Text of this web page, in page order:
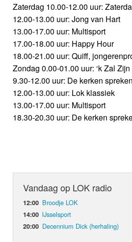
Zaterdag 10.00-12.00 uur:
12.00-13.00 uur: Jong van Hart
13.00-17.00 uur: Multisport
17.00-18.00 uur: Happy Hour
18.00-21.00 uur: Quiff,
Zondag 0.00-01.00 uur: ‘k Zal
9.30-12.00 uur: De kerken spreken
12.00-13.00 uur: Lok klassiek
13.00-17.00 uur: Multisport
18.30-20.30 uur: De kerken
Vandaag op LOK radio
12:00 Broodje LOK
14:00 IJsselsport
20:00 Decennium Dick (herhaling)